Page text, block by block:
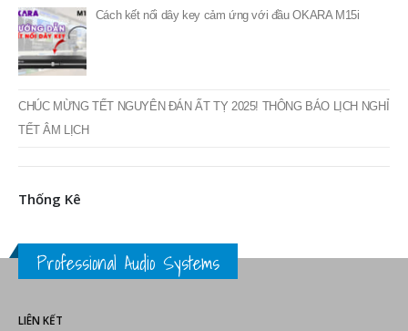
Cách kết nối dây key cảm ứng với đầu OKARA M15i
CHÚC MỪNG TẾT NGUYÊN ĐÁN ẤT TỴ 2025! THÔNG BÁO LỊCH NGHỈ
TẾT ÂM LỊCH
Thống Kê
Professional Audio Systems
LIÊN KẾT